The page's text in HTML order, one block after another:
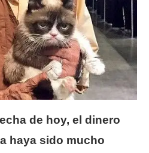
de hoy, el dinero
haya sido mucho